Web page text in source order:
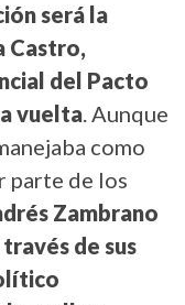
será la
Castro,
del Pacto
vuelta. Aunque
como
parte de los
Zambrano
de sus